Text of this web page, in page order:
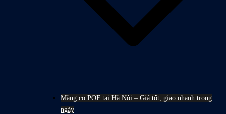
Màng co POF tại Hà Nội – Giá tốt, giao nhanh trong
ngày